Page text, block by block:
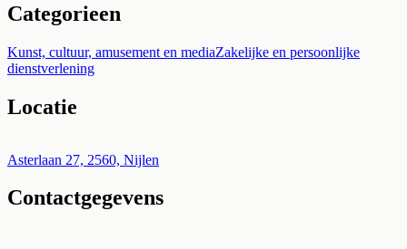
Categorieen
Kunst, cultuur, amusement en mediaZakelijke en persoonlijke
dienstverlening
Locatie
+
−
Asterlaan 27, 2560, Nijlen
Contactgegevens